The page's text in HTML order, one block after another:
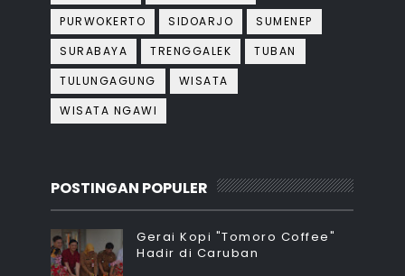
PURWOKERTO
SIDOARJO
SUMENEP
SURABAYA
TRENGGALEK
TUBAN
TULUNGAGUNG
WISATA
WISATA NGAWI
POSTINGAN POPULER
Gerai Kopi "Tomoro Coffee"
Hadir di Caruban